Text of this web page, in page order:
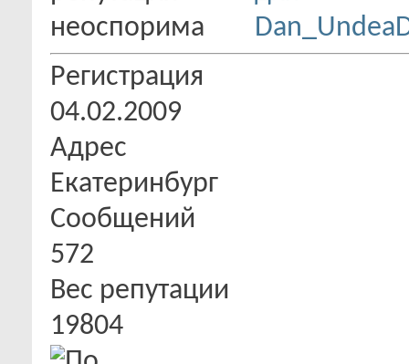
Регистрация
04.02.2009
Адрес
Екатеринбург
Сообщений
572
Вес репутации
19804